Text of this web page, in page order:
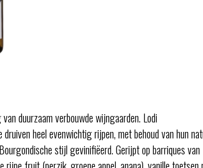
duurzaam verbouwde wijngaarden. Lodi
heel evenwichtig rijpen, met behoud van hun
stijl gevinifiëerd. Gerijpt op barriques